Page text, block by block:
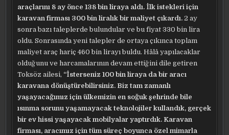
araçlarını 8 ay önce 138 bin liraya aldı. İlk istekleri için
karavan firması 300 bin liralık bir maliyet çıkardı. 2 ay
sonra bazı taleplerde bulundular ve bu fiyat 330 bin lira
oldu. Sonrasında yeni talepler de ortaya çıkınca toplam
maliyet araç hariç 460 bin lirayı buldu. Hâlâ yapılacaklar
olduğunu ve harcamalarının devam ettiğini dile getiren
Toksöz ailesi, “İsterseniz 100 bin liraya da bir aracı
karavana dönüştürebilirsiniz. Biz tam zamanlı
yaşayacağımız için ülkemizin en soğuk şehrinde bile
ısınma sorunu yaşamayacak teknolojiler kullandık, gerçek
bir ev hissi yaşayacak mobilyalar yaptırdık. Karavan
firması, aracımız için tüm süreç boyunca özel mimarla